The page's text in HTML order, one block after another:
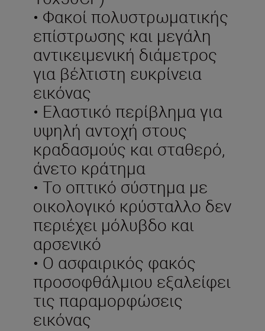
• Φακοί πολυστρωματικής
επίστρωσης και μεγάλη
αντικειμενική διάμετρος
για βέλτιστη ευκρίνεια
εικόνας
• Ελαστικό περίβλημα για
υψηλή αντοχή στους
κραδασμούς και σταθερό,
άνετο κράτημα
• Το οπτικό σύστημα με
οικολογικό κρύσταλλο δεν
περιέχει μόλυβδο και
αρσενικό
• Ο ασφαιρικός φακός
προσοφθάλμιου εξαλείφει
τις παραμορφώσεις
εικόνας